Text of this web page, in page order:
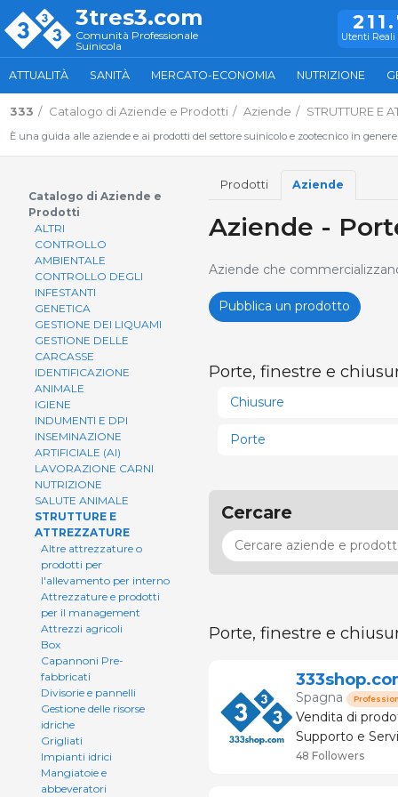
3tres3.com
Comunità Professionale
Suinicola
Utenti
ATTUALITÀ SANITÀ MERCATO-ECONOMIA NUTRIZIONE
333 Catalogo di Aziende e Prodotti Aziende STRUTTURE E
È una guida alle aziende e ai prodotti del settore suinicolo e zootecnico in
Catalogo di Aziende e
Prodotti
ALTRI
CONTROLLO
AMBIENTALE
CONTROLLO DEGLI
INFESTANTI
GENETICA
GESTIONE DEI LIQUAMI
GESTIONE DELLE
CARCASSE
IDENTIFICAZIONE
ANIMALE
IGIENE
INDUMENTI E DPI
INSEMINAZIONE
ARTIFICIALE (AI)
LAVORAZIONE CARNI
NUTRIZIONE
SALUTE ANIMALE
STRUTTURE E
ATTREZZATURE
Altre attrezzature o
prodotti per
l'allevamento per interno
Attrezzature e prodotti
per il management
Attrezzi agricoli
Box
Capannoni Pre-
fabbricati
Divisorie e pannelli
Gestione delle risorse
idriche
Grigliati
Impianti idrici
Mangiatoie e
abbeveratori
Prodotti Aziende
Aziende -
Aziende che
Pubblica un prodotto
Porte, finestre e
Chiusure
Porte
Cercare
Porte, finestre e
Spagna
Vendita di
Supporto e Servizio
suinicoltura.
48 Followers